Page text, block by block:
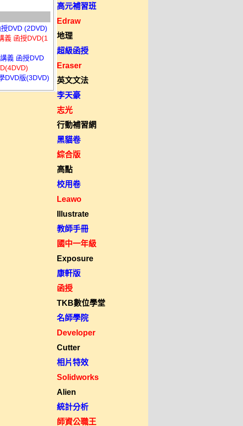
DVD (2DVD)
義 函授DVD(1
義 函授DVD
DVD版(3DVD)
高元補習班
Edraw
地理
超級函授
Eraser
英文文法
李天豪
志光
行動補習網
黑貓卷
綜合版
高點
校用卷
Leawo
Illustrate
教師手冊
國中一年級
Exposure
康軒版
函授
TKB數位學堂
名師學院
Developer
Cutter
相片特效
Solidworks
Alien
統計分析
師資公職王